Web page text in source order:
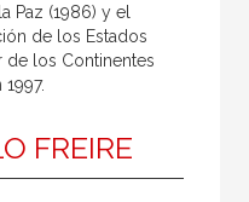
Paz (1986) y el
de los Estados
los Continentes
FREIRE